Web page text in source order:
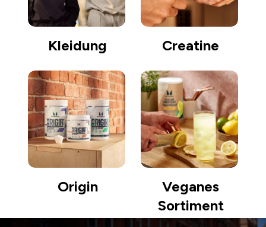
Kleidung Creatine
Origin
Veganes
Sortiment